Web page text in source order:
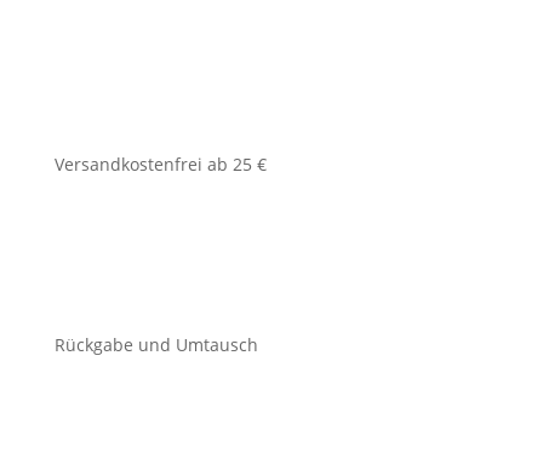
Versandkostenfrei ab 25 €
Rückgabe und Umtausch